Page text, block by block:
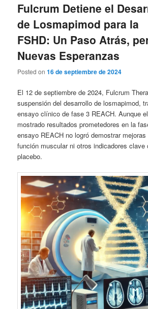
Fulcrum Detiene el
de Losmapimod para la
FSHD: Un Paso Atrás,
Nuevas Esperanzas
Posted on16 de septiembre de 2024
El 12 de septiembre de 2024, Fulcrum
suspensión del desarrollo de losmapimod,
ensayo clínico de fase 3 REACH. Aunque
mostrado resultados prometedores en la
ensayo REACH no logró demostrar
función muscular ni otros indicadores clave
placebo.